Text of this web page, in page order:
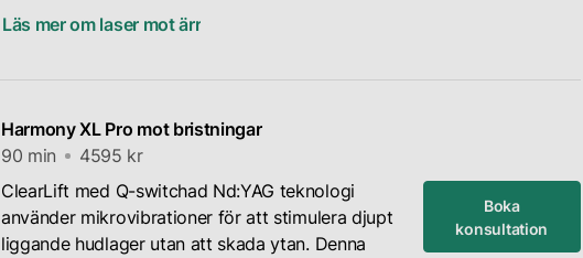
Läs mer om laser mot ärr
Harmony XL Pro mot bristningar
90 min
4595 kr
ClearLift med Q-switchad Nd:YAG teknologi
använder mikrovibrationer för att stimulera djupt
liggande hudlager utan att skada ytan. Denna
Boka
konsultation